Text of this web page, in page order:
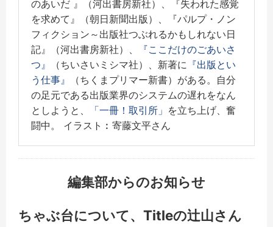
のあいだ 』（河出書房新社）、『失われた感覚
を求めて』（朝日新聞出版）、『パルプ・ノン
フィクション～出版社つぶれるかもしれない日
記』（河出書房新社）、
『ここだけのごあいさ
つ』
（ちいさいミシマ社）、新著に 『出版とい
う仕事』
（ちくまプリマー新書）がある。自分
の足元である出版業界のシステムの遅れをなん
としようと、
「一冊！取引所」 を立ち上げ、奮
闘中。 イラスト︰寄藤文平さん
編集部からのお知らせ
ちゃぶ台について、Titleの辻山さん